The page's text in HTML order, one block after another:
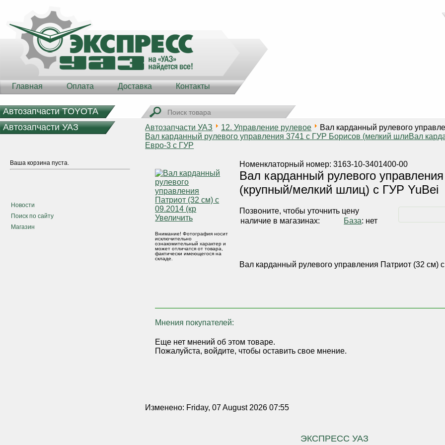
Главная Оплата Доставка Контакты
Автозапчасти TOYOTA
Автозапчасти УАЗ
Ваша корзина пуста.
Новости
Поиск по сайту
Магазин
Автозапчасти УАЗ 12. Управление рулевое
Вал карданный рулевого
Вал карданный рулевого управления 3741 с ГУР Борисов (мелкий шлиВал
Евро-3 с ГУР
Увеличить
Внимание! Фотография носит
исключительно
ознакомительный характер и
может отличатся от товара,
фактически имеющегося на
складе.
Номенклаторный номер: 3163-10-3401400-00
Вал карданный рулевого
(крупный/мелкий шлиц) с ГУР YuBei
Позвоните, чтобы уточнить цену
наличие в магазинах:
База: нет
Вал карданный рулевого управления Патриот (32
Мнения покупателей:
Еще нет мнений об этом товаре.
Пожалуйста, войдите, чтобы оставить свое мнение.
Изменено: Friday, 07 August 2026 07:55
ЭКСПРЕСС УАЗ